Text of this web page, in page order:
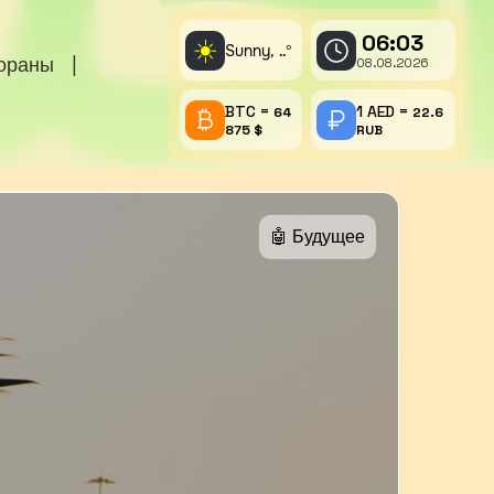
☀️ Sunny, ..° 06:03
08.08.2026
BTC = 64
875 $
1 AED = 22.6
RUB
🤖 Будущее